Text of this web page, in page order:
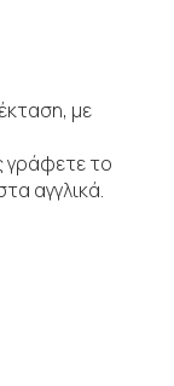
με
γράφετε το
αγγλικά.